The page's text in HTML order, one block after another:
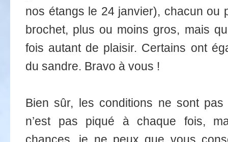
nos étangs le 24 janvier), chacun ou
brochet, plus ou moins gros, mais
fois autant de plaisir. Certains ont
du sandre. Bravo à vous !
Bien sûr, les conditions ne sont
n’est pas piqué à chaque fois,